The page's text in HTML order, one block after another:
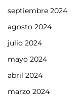
septiembre 2024
agosto 2024
julio 2024
mayo 2024
abril 2024
marzo 2024